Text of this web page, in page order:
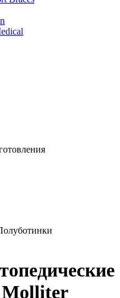
Molliter